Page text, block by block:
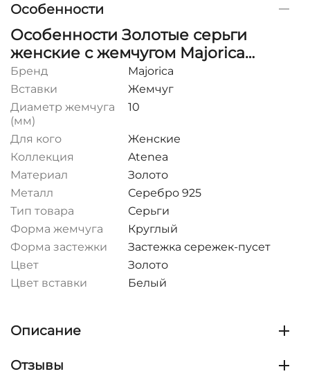
Особенности
Особенности Золотые серьги
женские с жемчугом Majorica
Atenea
Бренд
Majorica
Вставки
Жемчуг
Диаметр жемчуга
(мм)
10
Для кого
Женские
Коллекция
Atenea
Материал
Золото
Металл
Серебро 925
Тип товара
Серьги
Форма жемчуга
Круглый
Форма застежки
Застежка сережек-пусет
Цвет
Золото
Цвет вставки
Белый
Описание
Отзывы